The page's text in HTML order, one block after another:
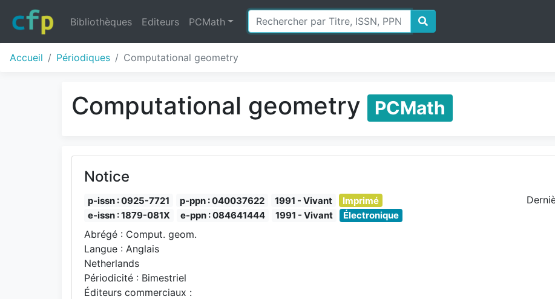
Bibliothèques Editeurs PCMath
Accueil Périodiques Computational geometry
Computational geometry PCMath
Notice
p-issn : 0925-7721 p-ppn : 040037622 1991 - Vivant
Imprimé
e-issn : 1879-081X
e-ppn : 084641444 1991 - Vivant Électronique
Abrégé : Comput. geom.
Langue : Anglais
Netherlands
Périodicité : Bimestriel
Éditeurs commerciaux :